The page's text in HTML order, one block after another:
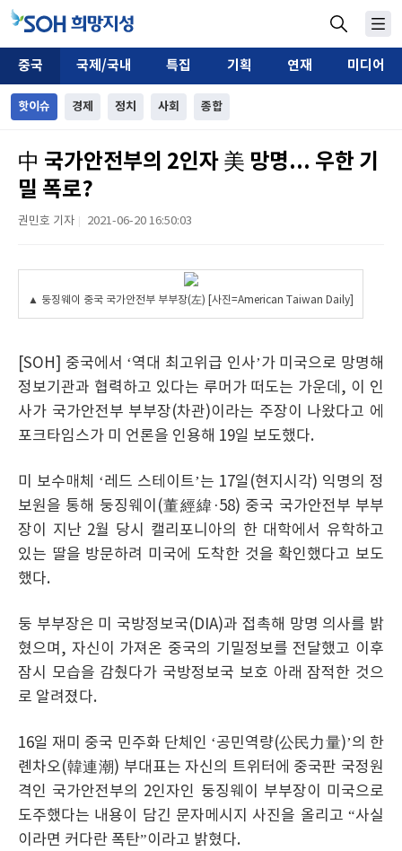
중국 국제/국내 특집 기획 연재 미디어
핫이슈 경제 정치 사회 종합
中 국가안전부의 2인자 美 망명... 우한 기
밀 폭로?
권민호 기자 2021-06-20 16:50:03
▲ 둥징웨이 중국 국가안전부 부부장(左) [사진=American Taiwan Daily]
[SOH] 중국에서 ‘역대 최고위급 인사’가 미국으로 망명해
정보기관과 협력하고 있다는 루머가 떠도는 가운데, 이 인
사가 국가안전부 부부장(차관)이라는 주장이 나왔다고 에
포크타임스가 미 언론을 인용해 19일 보도했다.
미 보수매체 ‘레드 스테이트’는 17일(현지시각) 익명의 정
보원을 통해 둥징웨이(董經緯·58) 중국 국가안전부 부부
장이 지난 2월 당시 캘리포니아의 한 대학에서 유학하고
있는 딸을 방문하려 미국에 도착한 것을 확인했다고 보도
했다.
둥 부부장은 미 국방정보국(DIA)과 접촉해 망명 의사를 밝
혔으며, 자신이 가져온 중국의 기밀정보를 전달했고 이후
잠시 모습을 감췄다가 국방정보국 보호 아래 잠적한 것으
로 알려졌다.
16일 재미 중국 민주화 단체인 ‘공민역량(公民力量)’의 한
롄차오(韓連潮) 부대표는 자신의 트위터에 중국판 국정원
격인 국가안전부의 2인자인 둥징웨이 부부장이 미국으로
도주했다는 내용이 담긴 문자메시지 사진을 올리고 “사실
이라면 커다란 폭탄”이라고 밝혔다.